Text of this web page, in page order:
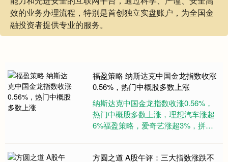
效的业务办理流程，特别是首创独立实盘账户，为全国金
融投资者提供专业的服务。
福盈策略 纳斯达克中国金龙指数收涨
0.56%，热门中概股多数上涨
纳斯达克中国金龙指数收涨0.56%，
热门中概股多数上涨，理想汽车涨超
6%福盈策略，爱奇艺涨超3%，拼多
2%，京东跌超1%。....
方圆之道 A股午评：三大指数涨跌不